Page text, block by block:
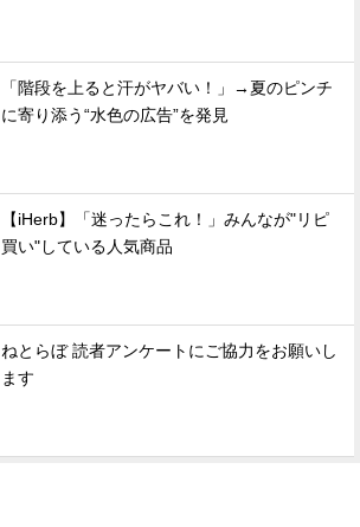
「階段を上ると汗がヤバい！」→夏のピンチ
に寄り添う“水色の広告”を発見
【iHerb】「迷ったらこれ！」みんなが"リピ
買い"している人気商品
ねとらぼ 読者アンケートにご協力をお願いし
ます